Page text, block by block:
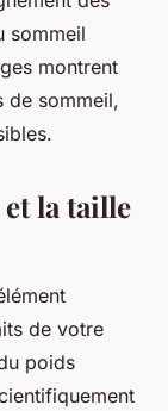
sommeil
montrent
de sommeil,
la taille
de votre
poids